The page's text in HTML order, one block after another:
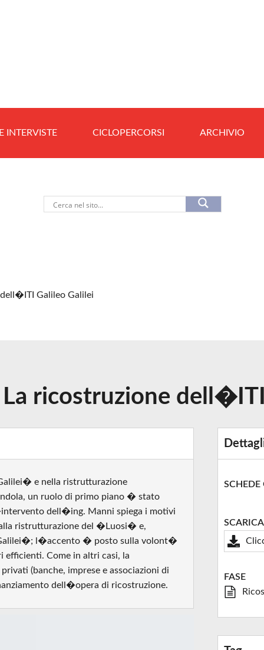
INTERVISTE CICLOPERCORSI ARCHIVIO
Galileo Galilei
ricostruzione
e nella ristrutturazione
un ruolo di primo piano � stato
dell�ing. Manni spiega i motivi
ristrutturazione del �Luosi� e,
l�accento � posto sulla volont�
efficienti. Come in altri casi, la
(banche, imprese e associazioni di
dell�opera di ricostruzione.
SCHEDE
SCARICA
FASE